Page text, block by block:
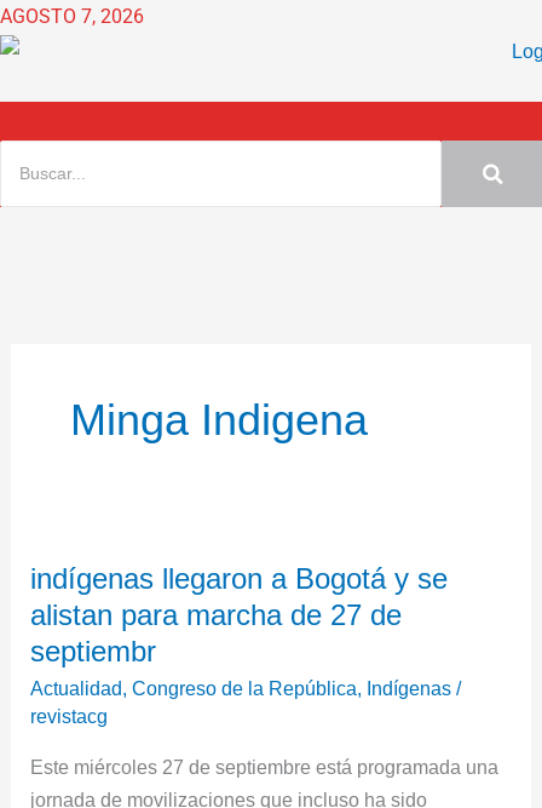
Ir
al
AGOSTO 7, 2026
Minga Indigena
indígenas llegaron a Bogotá y se
alistan para marcha de 27 de
septiembr
Actualidad,Congreso de la República, Indígenas /
revistacg
Este miércoles 27 de septiembre está programada una
jornada de movilizaciones que incluso ha sido
llegaron
a
Bogotá
y
se
para